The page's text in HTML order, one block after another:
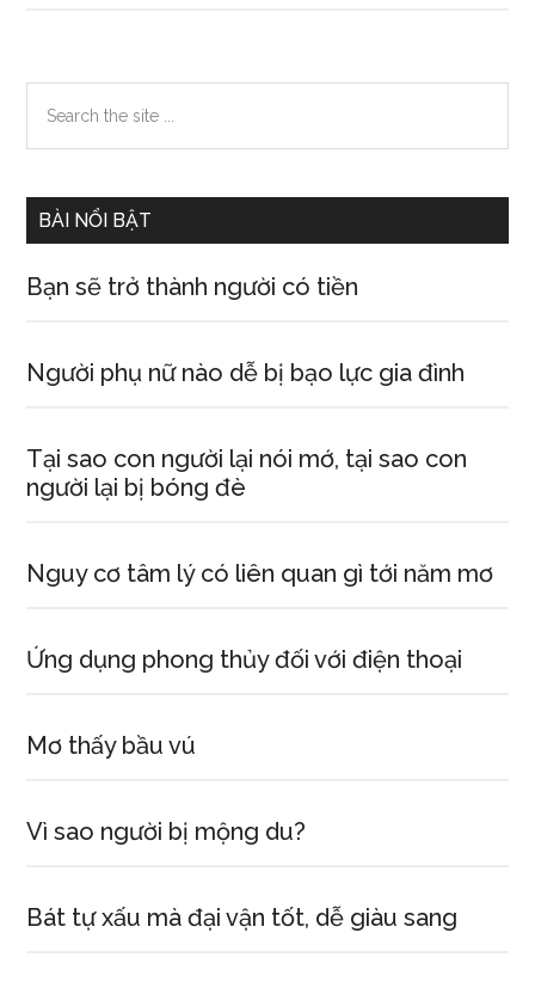
có
mơ
Primary
Sidebar
the
BÀI NỔI BẬT
Bạn sẽ trở thành người có tiền
Người phụ nữ nào dễ bị bạo lực gia đình
Tại sao con người lại nói mớ, tại sao con
người lại bị bóng đè
Nguy cơ tâm lý có liên quan gì tới năm mơ
Ứng dụng phong thủy đối với điện thoại
Mơ thấy bầu vú
Vì sao người bị mộng du?
Bát tự xấu mà đại vận tốt, dễ giàu sang